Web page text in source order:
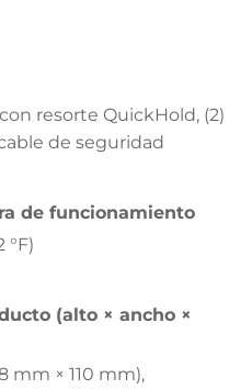
resorte QuickHold, (2)
de seguridad
de funcionamiento
°F)
(alto × ancho ×
mm × 110 mm),